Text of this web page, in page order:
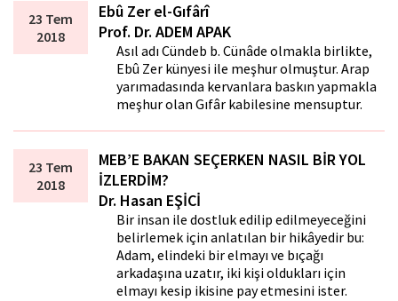
23 Tem
2018
Ebû Zer el-Gıfârî
Prof. Dr. ADEM APAK
Asıl adı Cündeb b. Cünâde olmakla birlikte,
Ebû Zer künyesi ile meşhur olmuştur. Arap
yarımadasında kervanlara baskın yapmakla
meşhur olan Gıfâr kabilesine mensuptur.
23 Tem
2018
MEB’E BAKAN SEÇERKEN NASIL BİR YOL
İZLERDİM?
Dr. Hasan EŞİCİ
Bir insan ile dostluk edilip edilmeyeceğini
belirlemek için anlatılan bir hikâyedir bu:
Adam, elindeki bir elmayı ve bıçağı
arkadaşına uzatır, iki kişi oldukları için
elmayı kesip ikisine pay etmesini ister.